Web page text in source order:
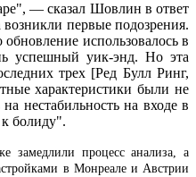
— сказал Шовлин в ответ
первые подозрения.
использовалось в
успешный уик-энд. Но эта
трех [Ред Булл Ринг,
характеристики были не
нестабильность на входе в
болиду".
замедлили процесс анализа, а
в Монреале и Австрии